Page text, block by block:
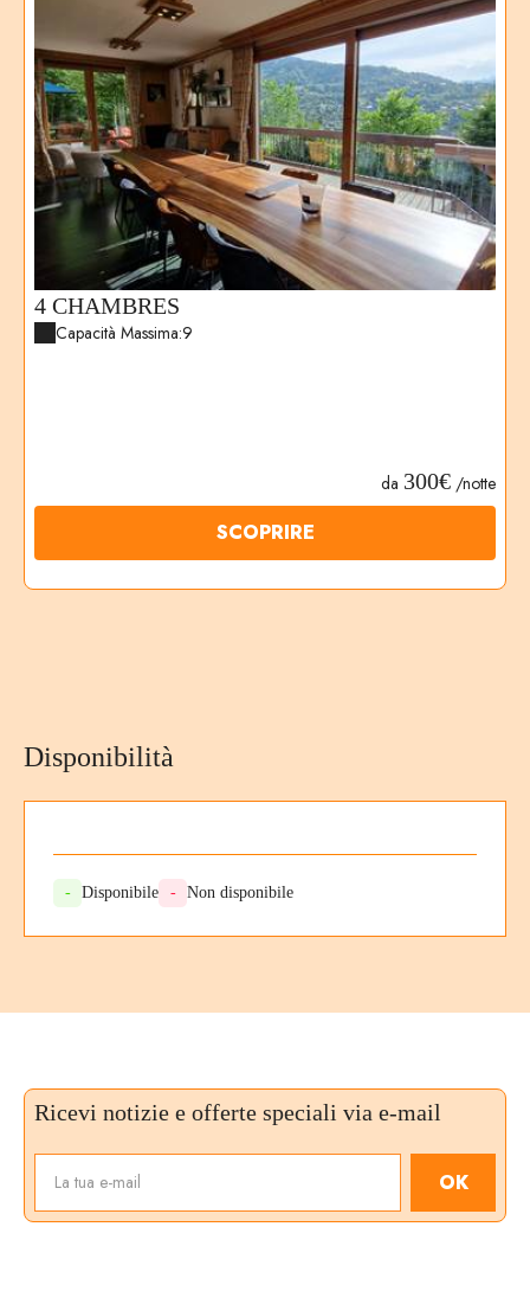
4 CHAMBRES
Capacità Massima:9
da 300€ /notte
SCOPRIRE
Disponibilità
- Disponibile - Non disponibile
Ricevi notizie e offerte speciali via e-mail
OK